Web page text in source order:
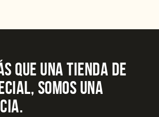
QUE UNA TIENDA DE
SOMOS UNA